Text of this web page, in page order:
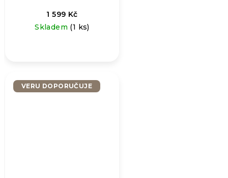
1 599 Kč
Skladem (1 ks)
VERU DOPORUČUJE